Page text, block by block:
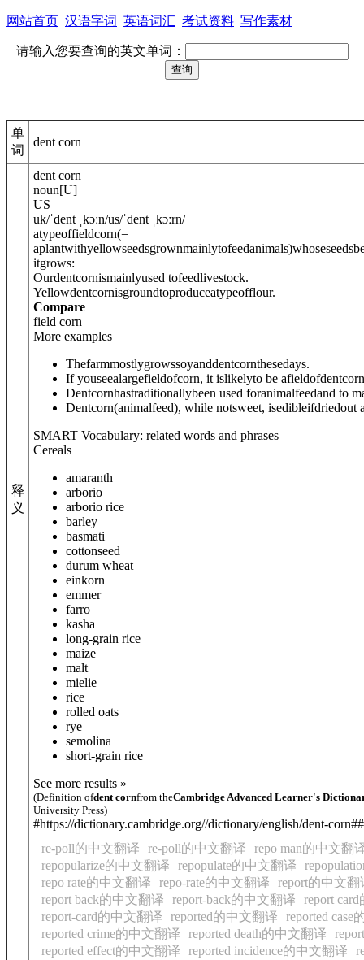
网站首页 汉语字词 英语词汇 考试资料 写作素材
请输入您要查询的英文单词：
单
词
dent corn
释
义
dent corn
noun[U]
US
uk/ˈdent ˌkɔːn/us/ˈdent ˌkɔːrn/
atypeoffieldcorn(=
aplantwithyellowseedsgrownmainlytofeedanimals)
itgrows:
Ourdentcornismainlyused tofeedlivestock.
Yellowdentcornisgroundtoproduceatypeofflour.
Compare
field corn
More examples
Thefarmmostlygrowssoyanddentcornthesedays.
If youseealargefieldofcorn, it islikelyto be
Dentcornhastraditionallybeen used foranimalfeedand to
Dentcorn(animalfeed), while notsweet, isedibleifdriedout
SMART Vocabulary: related words and phrases
Cereals
amaranth
arborio
arborio rice
barley
basmati
cottonseed
durum wheat
einkorn
emmer
farro
kasha
long-grain rice
maize
malt
mielie
rice
rolled oats
rye
semolina
short-grain rice
See more results »
(Definition ofdent cornfrom theCambridge Advanced Learner's
University Press)
#https://dictionary.cambridge.org//dictionary/english/dent-corn##
re-poll的中文翻译 re-poll的中文翻译
repo man的中文翻
repopularize的中文翻译
repopulate的中文翻译
repo rate的中文翻译
repo-rate的中文翻译
report的中文翻
report back的中文翻译
report-back的中文翻译
report
report-card的中文翻译
reported的中文翻译
reported case
reported crime的中文翻译
reported death的中文翻译
reported effect的中文翻译
reported incidence的中文翻译